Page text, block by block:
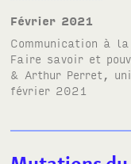
février 2021
Communication à
Faire savoir et
& Arthur Perret,
février 2021